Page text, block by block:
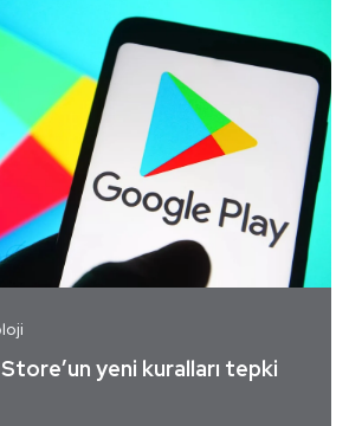
yeni kuralları tepki